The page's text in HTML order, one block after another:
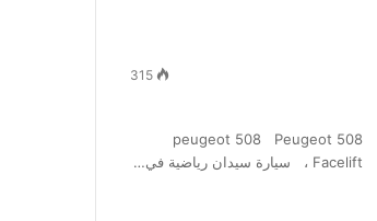
315
peugeot 508 Peugeot 508
Facelift ، سيارة سيدان رياضية في…